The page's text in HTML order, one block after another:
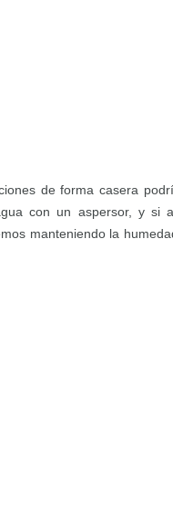
de forma casera
con un aspersor, y si
manteniendo la